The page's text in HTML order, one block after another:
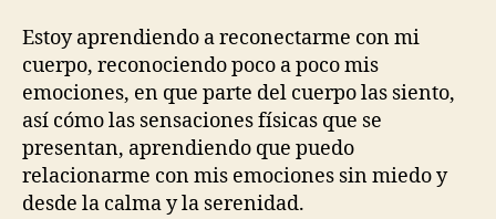
Estoy aprendiendo a reconectarme con mi
cuerpo, reconociendo poco a poco mis
emociones, en que parte del cuerpo las siento,
así cómo las sensaciones físicas que se
presentan, aprendiendo que puedo
relacionarme con mis emociones sin miedo y
desde la calma y la serenidad.